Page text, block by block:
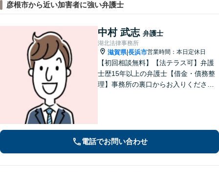
彦根市から近い加害者に強い弁護士
中村 武志 弁護士
湖北法律事務所
滋賀県|長浜市営業時間：本日定休日
【初回相談無料】【法テラス可】弁護
士歴15年以上の弁護士【借金・債務整
理】事務所の裏口からお入りくださ
電話でお問い合わせ